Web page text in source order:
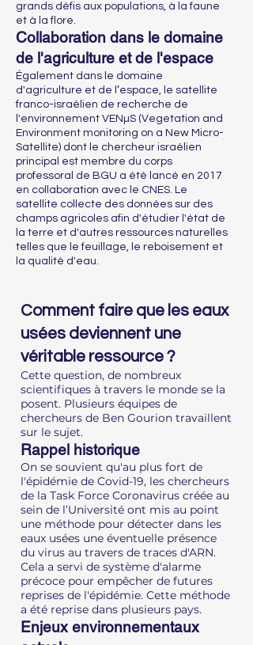
grands défis aux populations, à la faune
et à la flore.
Collaboration dans le domaine
de l'agriculture et de l'espace
Également dans le domaine
d'agriculture et de l’espace, le satellite
franco-israélien de recherche de
l'environnement VENµS (Vegetation and
Environment monitoring on a New Micro-
Satellite) dont le chercheur israélien
principal est membre du corps
professoral de BGU a été lancé en 2017
en collaboration avec le CNES. Le
satellite collecte des données sur des
champs agricoles afin d'étudier l'état de
la terre et d'autres ressources naturelles
telles que le feuillage, le reboisement et
la qualité d'eau.
Comment faire que les eaux
usées deviennent une
véritable ressource ?
Cette question, de nombreux
scientifiques à travers le monde se la
posent. Plusieurs équipes de
chercheurs de Ben Gourion travaillent
sur le sujet.
Rappel historique
On se souvient qu'au plus fort de
l'épidémie de Covid-19, les chercheurs
de la Task Force Coronavirus créée au
sein de l’Université ont mis au point
une méthode pour détecter dans les
eaux usées une éventuelle présence
du virus au travers de traces d'ARN.
Cela a servi de système d'alarme
précoce pour empêcher de futures
reprises de l'épidémie. Cette méthode
a été reprise dans plusieurs pays.
Enjeux environnementaux